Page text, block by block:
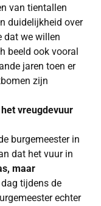
van tientallen
duidelijkheid over
dat we willen
beeld ook vooral
jaren toen er
zijn
vreugdevuur
burgemeester in
dat het vuur in
maar
tijdens de
echter